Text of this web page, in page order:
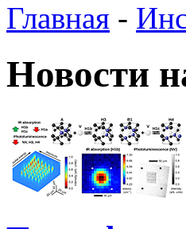
Главная -
Новости